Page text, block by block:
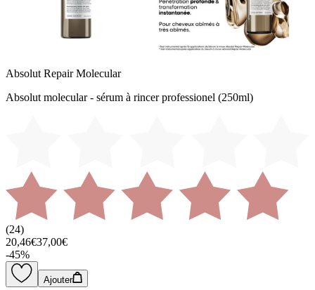
Absolut Repair Molecular
Absolut molecular - sérum à rincer professionel (250ml)
(24)
20,46€37,00€
-45%
Ajouter